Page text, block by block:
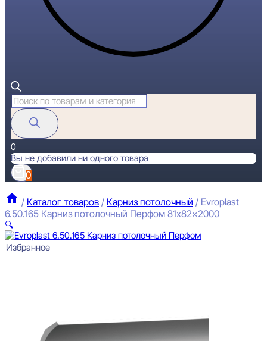
Поиск
товаров
0
Вы не добавили ни одного товара
0
/ Каталог товаров / Карниз потолочный / Evroplast
6.50.165 Карниз потолочный Перфом 81x82x2000
🔍
Избранное